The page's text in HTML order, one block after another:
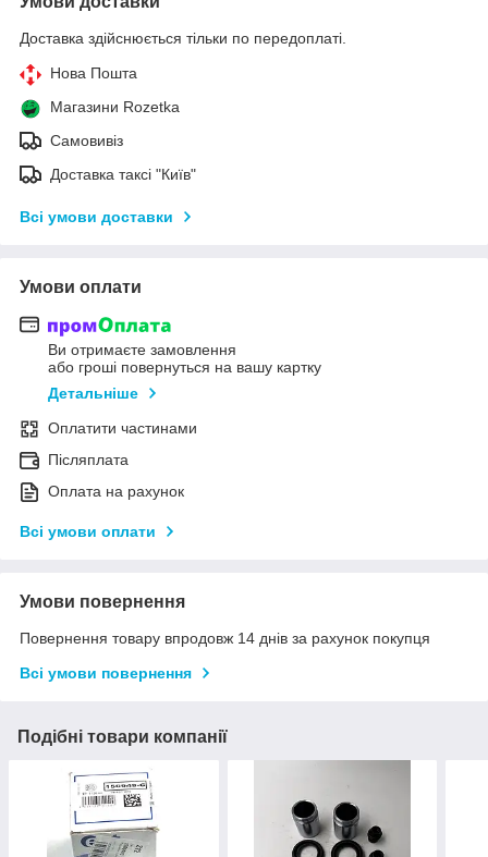
Доставка здійснюється тільки по передоплаті.
Нова Пошта
Магазини Rozetka
Самовивіз
Доставка таксі "Київ"
Всі умови доставки
Умови оплати
Ви отримаєте замовлення
або гроші повернуться на вашу картку
Детальніше
Оплатити частинами
Післяплата
Оплата на рахунок
Всі умови оплати
Умови повернення
Повернення товару впродовж 14 днів за рахунок покупця
Всі умови повернення
Подібні товари компанії